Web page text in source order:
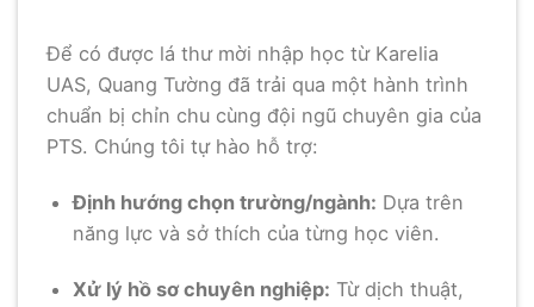
Để có được lá thư mời nhập học từ Karelia
UAS, Quang Tường đã trải qua một hành trình
chuẩn bị chỉn chu cùng đội ngũ chuyên gia của
PTS. Chúng tôi tự hào hỗ trợ:
Định hướng chọn trường/ngành: Dựa trên
năng lực và sở thích của từng học viên.
Xử lý hồ sơ chuyên nghiệp: Từ dịch thuật,